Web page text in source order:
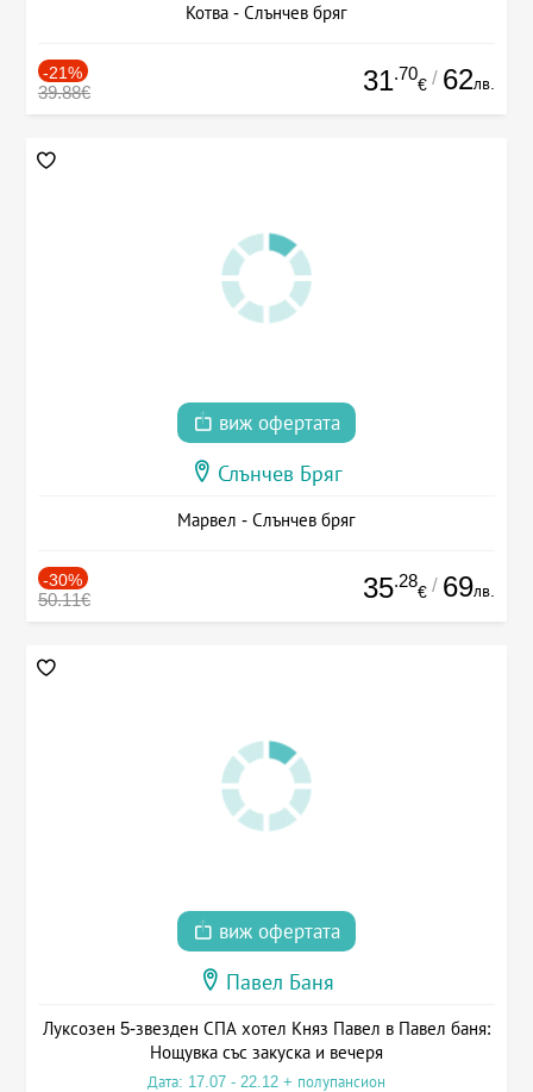
Котва - Слънчев бряг
-21%
39.88€ 31.70
€ / 62лв.
виж офертата
Слънчев Бряг
Марвел - Слънчев бряг
-30%
50.11€ 35.28
€ / 69лв.
виж офертата
Павел Баня
Луксозен 5-звезден СПА хотел Княз Павел в Павел баня:
Нощувка със закуска и вечеря
Дата: 17.07 - 22.12 + полупансион